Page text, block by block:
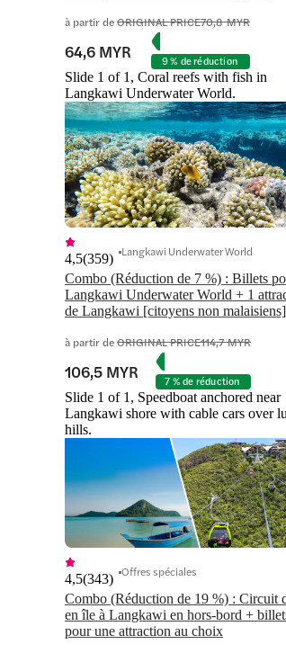
à partir deORIGINAL PRICE70,8 MYR
64,6 MYR 9 % de réduction
Slide 1 of 1, Coral reefs with fish in
Langkawi Underwater World.
Combo (Réduction de 7 %) : Billets
Langkawi Underwater World + 1
de Langkawi [citoyens non malaisiens]
4,5(359) Langkawi Underwater World
à partir deORIGINAL PRICE114,7 MYR
106,5 MYR 7 % de réduction
Slide 1 of 1, Speedboat anchored near
Langkawi shore with cable cars over
hills.
Combo (Réduction de 19 %) : Circuit
en île à Langkawi en hors-bord +
pour une attraction au choix
4,5(343) Offres spéciales